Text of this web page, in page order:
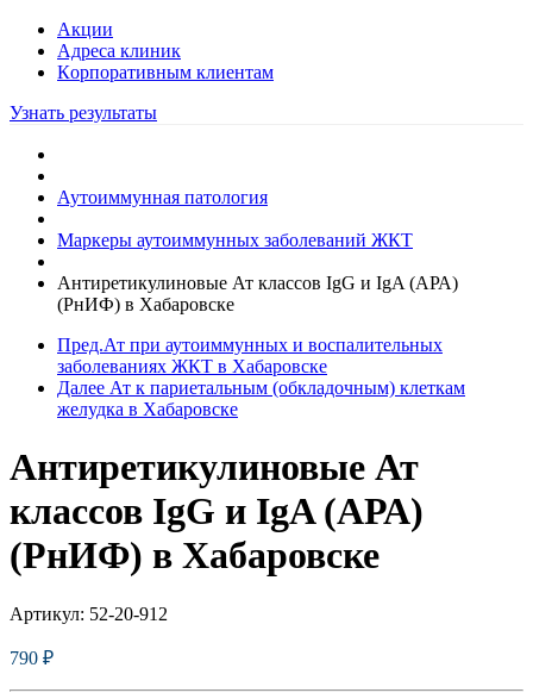
Акции
Адреса клиник
Кoрпоративным клиентам
Узнать результаты
Аутоиммунная патология
Маркеры аутоиммунных заболеваний ЖКТ
Антиретикулиновые Ат классов IgG и IgA (АРА)
(РнИФ) в Хабаровске
Пред.Ат при аутоиммунных и воспалительных
заболеваниях ЖКТ в Хабаровске
Далее Ат к париетальным (обкладочным) клеткам
желудка в Хабаровске
Антиретикулиновые Ат
классов IgG и IgA (АРА)
(РнИФ) в Хабаровске
Артикул: 52-20-912
790 ₽